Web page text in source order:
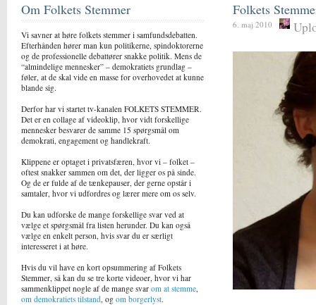
Om Folkets Stemmer
Vi savner at høre folkets stemmer i samfundsdebatten.
Efterhånden hører man kun politikerne, spindoktorerne
og de professionelle debattører snakke politik. Mens de
“almindelige mennesker” – demokratiets grundlag –
føler, at de skal vide en masse for overhovedet at kunne
blande sig.
Derfor har vi startet tv-kanalen FOLKETS STEMMER.
Det er en collage af videoklip, hvor vidt forskellige
mennesker besvarer de samme 15 spørgsmål om
demokrati, engagement og handlekraft.
Klippene er optaget i privatsfæren, hvor vi – folket –
oftest snakker sammen om det, der ligger os på sinde.
Og de er fulde af de tænkepauser, der gerne opstår i
samtaler, hvor vi udfordres og lærer mere om os selv.
Du kan udforske de mange forskellige svar ved at
vælge et spørgsmål fra listen herunder. Du kan også
vælge en enkelt person, hvis svar du er særligt
interesseret i at høre.
Hvis du vil have en kort opsummering af Folkets
Stemmer, så kan du se tre korte videoer, hvor vi har
sammenklippet nogle af de mange svar om at stemme,
om demokratiets tilstand, og om borgerlyst.
Folkets
6. maj 2010